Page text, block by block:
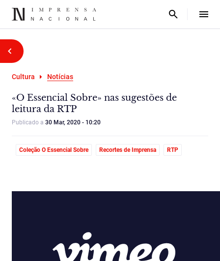
Cultura Notícias
«O Essencial Sobre» nas sugestões de
leitura da RTP
Publicado a 30 Mar, 2020 - 10:20
Coleção O Essencial Sobre Recortes de Imprensa RTP